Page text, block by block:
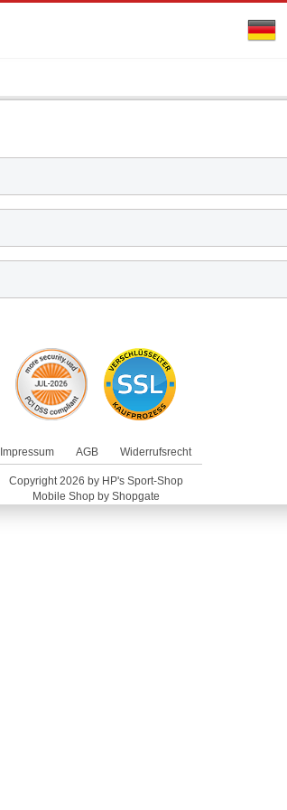
Impressum AGB Widerrufsrecht
Copyright 2026 by HP's Sport-Shop
Mobile Shop by Shopgate